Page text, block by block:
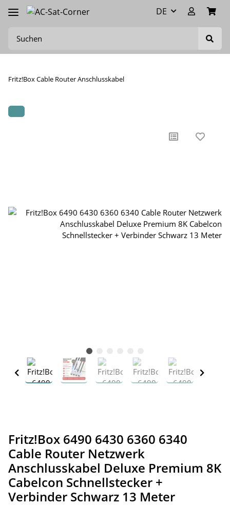
DE
Fritz!Box Cable Router Anschlusskabel
Fritz!Box 6490 6430 6360 6340
Cable Router Netzwerk
Anschlusskabel Deluxe Premium 8K
Cabelcon Schnellstecker +
Verbinder Schwarz 13 Meter